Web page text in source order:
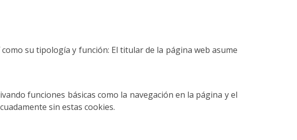
su tipología y función: El titular de la página web asume
funciones básicas como la navegación en la página y el
sin estas cookies.